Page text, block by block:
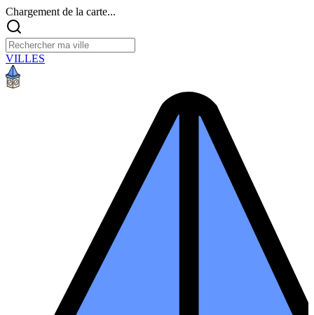
Chargement de la carte...
VILLES